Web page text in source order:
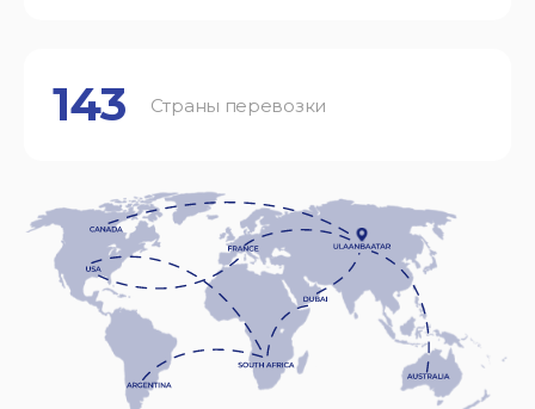
143 Страны перевозки